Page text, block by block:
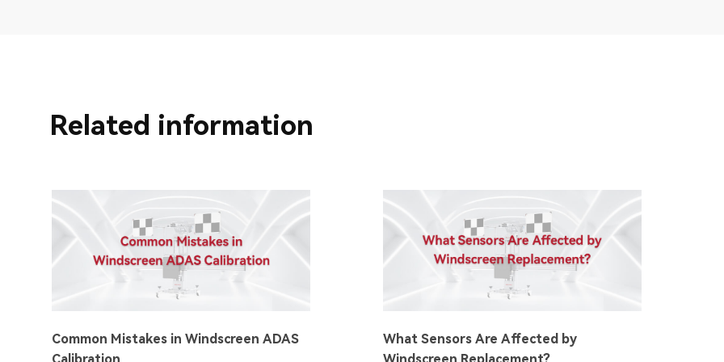
Related information
Common Mistakes in Windscreen ADAS
What Sensors Are Affected by